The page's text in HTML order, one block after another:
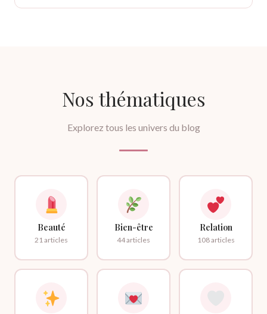
Nos thématiques
Explorez tous les univers du blog
Beauté
21 articles
Bien-être
44 articles
Relation
108 articles